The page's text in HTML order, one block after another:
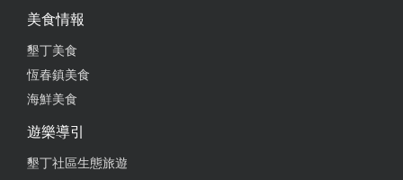
每一樣小朋友都玩得很開心～～ 推推
美食情報
墾丁美食
恆春鎮美食
海鮮美食
遊樂導引
墾丁社區生態旅遊